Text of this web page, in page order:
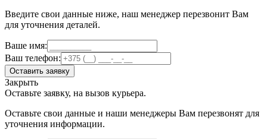
Введите свои данные ниже, наш менеджер перезвонит Вам
для уточнения деталей.
Ваше имя:
Ваш телефон:
Оставить заявку
Закрыть
Оставьте заявку, на вызов курьера.
Оставьте свои данные и наши менеджеры Вам перезвонят для
уточнения информации.